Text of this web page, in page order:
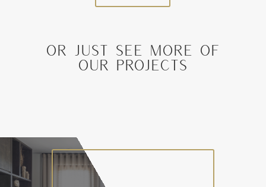
Or just see more of
our projects